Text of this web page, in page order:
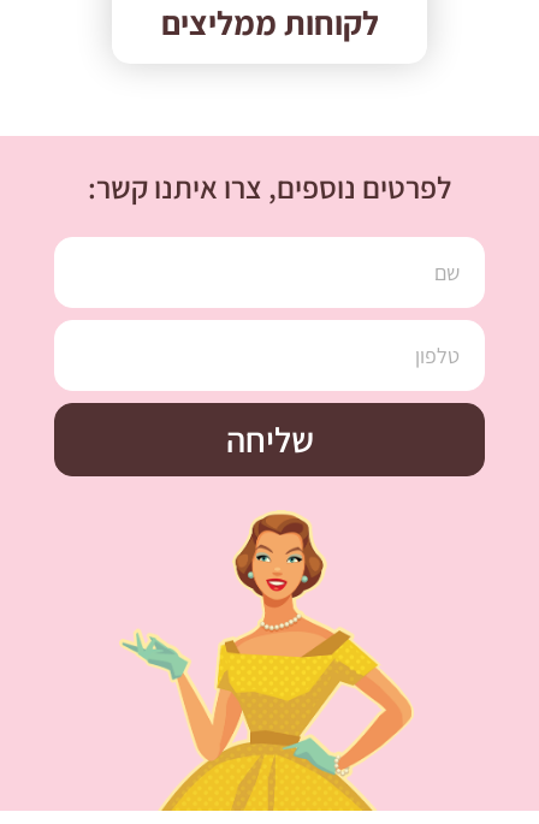
לקוחות ממליצים
לפרטים נוספים, צרו איתנו קשר:
שליחה